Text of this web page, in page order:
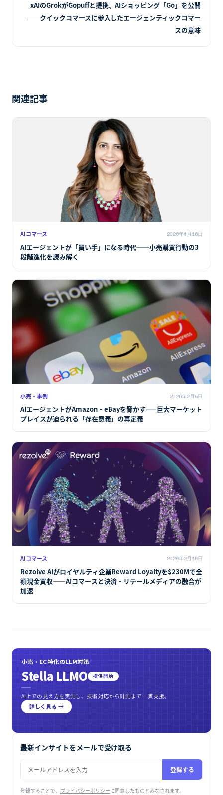
xAIのGrokがGopuffと提携、AIショッピング「Go」を公開
──クイックコマースに参入したエージェンティックコマー
スの意味
関連記事
AIコマース 2026年4月16日
AIエージェントが「買い手」になる時代──小売購買行動の3
段階進化を読み解く
小売・事例 2026年2月5日
AIエージェントがAmazon・eBayを脅かす——巨大マーケット
プレイスが迫られる「存在意義」の再定義
AIコマース 2026年2月16日
Rezolve AIがロイヤルティ企業Reward Loyaltyを$230Mで全
額現金買収――AIコマースと決済・リテールメディアの融合が
加速
小売・EC特化のLLM対策
Stella LLMO 提供開始
AI上での見え方を実測し、技術対応から計測まで一貫支援。
詳しく見る →
最新インサイトをメールで受け取る
登録する
登録することで、 プライバシーポリシーに同意したものとみなされます。